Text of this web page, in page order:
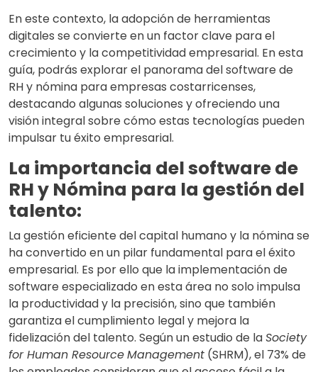
En este contexto, la adopción de herramientas
digitales se convierte en un factor clave para el
crecimiento y la competitividad empresarial. En esta
guía, podrás explorar el panorama del software de
RH y nómina para empresas costarricenses,
destacando algunas soluciones y ofreciendo una
visión integral sobre cómo estas tecnologías pueden
impulsar tu éxito empresarial.
La importancia del software de
RH y Nómina para la gestión del
talento:
La gestión eficiente del capital humano y la nómina se
ha convertido en un pilar fundamental para el éxito
empresarial. Es por ello que la implementación de
software especializado en esta área no solo impulsa
la productividad y la precisión, sino que también
garantiza el cumplimiento legal y mejora la
fidelización del talento. Según un estudio de laSociety
for Human ResourceManagement (SHRM), el 73% de